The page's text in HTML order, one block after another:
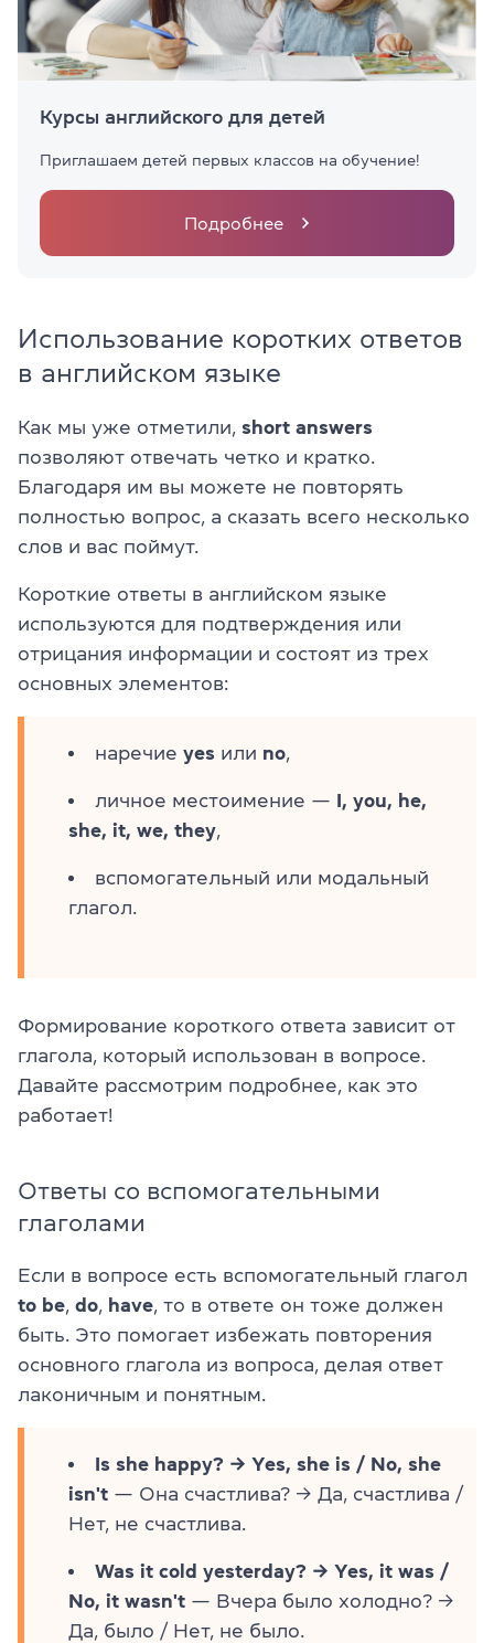
Курсы английского для детей
Приглашаем детей первых классов на обучение!
Подробнее
Использование коротких ответов
в английском языке
Как мы уже отметили, short answers
позволяют отвечать четко и кратко.
Благодаря им вы можете не повторять
полностью вопрос, а сказать всего несколько
слов и вас поймут.
Короткие ответы в английском языке
используются для подтверждения или
отрицания информации и состоят из трех
основных элементов:
наречие yes или no,
личное местоимение —
I, you, he,
she, it, we, they,
вспомогательный или модальный
глагол.
Формирование короткого ответа зависит от
глагола, который использован в вопросе.
Давайте рассмотрим подробнее, как это
работает!
Ответы со вспомогательными
глаголами
Если в вопросе есть вспомогательный глагол
to be, do, have, то в ответе он тоже должен
быть. Это помогает избежать повторения
основного глагола из вопроса, делая ответ
лаконичным и понятным.
Is she happy? → Yes, she is / No, she
isn't — Она счастлива? → Да, счастлива /
Нет, не счастлива.
Was it cold yesterday? → Yes, it was /
No, it wasn't — Вчера было холодно? →
Да, было / Нет, не было.